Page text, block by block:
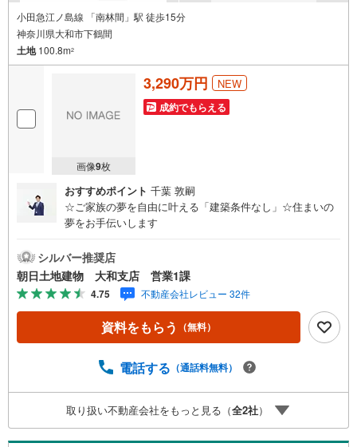
小田急江ノ島線 「南林間」駅 徒歩15分
神奈川県大和市下鶴間
土地100.8m2
画像9枚
3,290万円 NEW
成約でもらえる
おすすめポイント 千葉 敦嗣
☆ご家族の夢を自由に叶える「建築条件なし」☆住まいの
夢をお手伝いします
シルバー推奨店
朝日土地建物 大和支店 営業1課
4.75 不動産会社レビュー 32件
資料をもらう （無料）
電話する （通話料無料）
取り扱い不動産会社をもっと見る（全2社）